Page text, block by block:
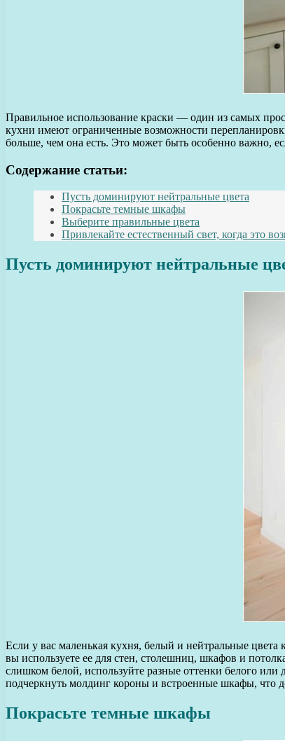
Правильное использование краски — один из самых
кухни имеют ограниченные возможности
больше, чем она есть. Это может быть особенно важно,
Содержание статьи:
Пусть доминируют нейтральные цвета
Покрасьте темные шкафы
Выберите правильные цвета
Привлекайте естественный свет, когда это
Пусть доминируют нейтральные
Если у вас маленькая кухня, белый и нейтральные цвета
вы используете ее для стен, столешниц, шкафов и
слишком белой, используйте разные оттенки белого
подчеркнуть молдинг короны и встроенные шкафы, что
Покрасьте темные шкафы